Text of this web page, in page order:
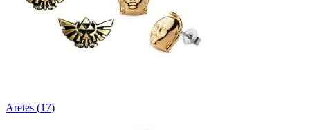
Aretes (17)